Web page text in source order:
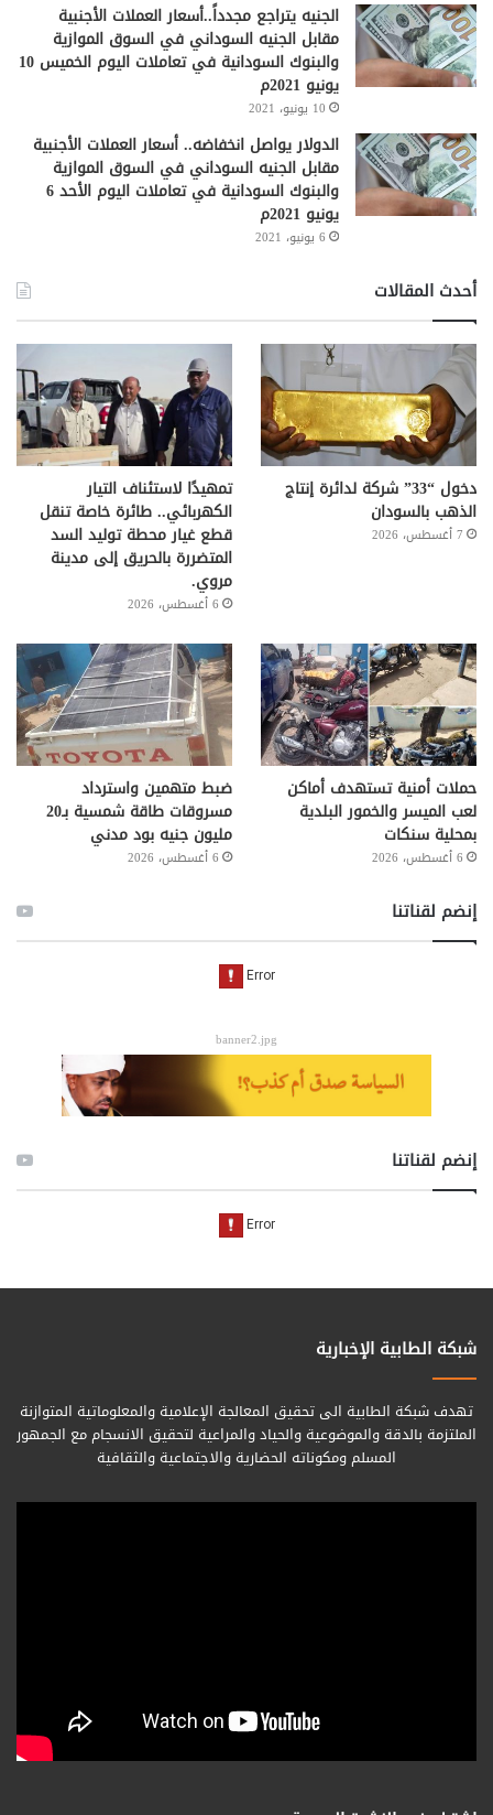
الجنيه يتراجع مجدداً..أسعار العملات الأجنبية
مقابل الجنيه السوداني في السوق الموازية
والبنوك السودانية في تعاملات اليوم الخميس 10
يونيو 2021م
10 يونيو، 2021
الدولار يواصل انخفاضه.. أسعار العملات الأجنبية
مقابل الجنيه السوداني في السوق الموازية
والبنوك السودانية في تعاملات اليوم الأحد 6
يونيو 2021م
6 يونيو، 2021
أحدث المقالات
دخول “33” شركة لدائرة إنتاج
الذهب بالسودان
7 أغسطس، 2026
تمهيدًا لاستئناف التيار
الكهربائي.. طائرة خاصة تنقل
قطع غيار محطة توليد السد
المتضررة بالحريق إلى مدينة
مروي.
6 أغسطس، 2026
حملات أمنية تستهدف أماكن
لعب الميسر والخمور البلدية
بمحلية سنكات
6 أغسطس، 2026
ضبط متهمين واسترداد
مسروقات طاقة شمسية بـ20
مليون جنيه بود مدني
6 أغسطس، 2026
إنضم لقناتنا
banner2.jpg
إنضم لقناتنا
شبكة الطابية الإخبارية
تهدف شبكة الطابية الى تحقيق المعالجة الإعلامية والمعلوماتية المتوازنة
الملتزمة بالدقة والموضوعية والحياد والمراعية لتحقيق الانسجام مع الجمهور
المسلم ومكوناته الحضارية والاجتماعية والثقافية